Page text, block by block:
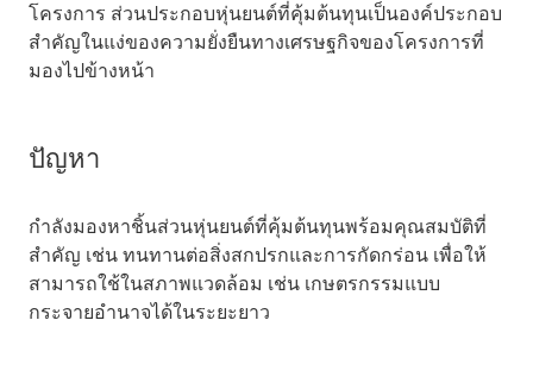
โครงการ ส่วนประกอบหุ่นยนต์ที่คุ้มต้นทุนเป็นองค์ประกอบ
สำคัญในแง่ของความยั่งยืนทางเศรษฐกิจของโครงการที่
มองไปข้างหน้า
ปัญหา
กำลังมองหาชิ้นส่วนหุ่นยนต์ที่คุ้มต้นทุนพร้อมคุณสมบัติที่
สำคัญ เช่น ทนทานต่อสิ่งสกปรกและการกัดกร่อน เพื่อให้
สามารถใช้ในสภาพแวดล้อม เช่น เกษตรกรรมแบบ
กระจายอำนาจได้ในระยะยาว